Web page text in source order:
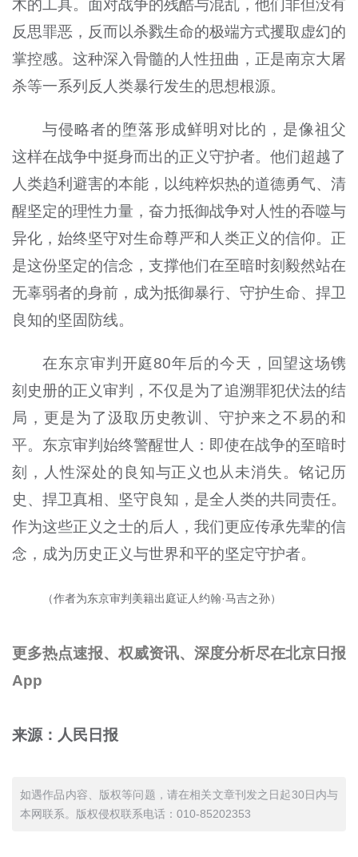
木的工具。面对战争的残酷与混乱，他们非但没有
反思罪恶，反而以杀戮生命的极端方式攫取虚幻的
掌控感。这种深入骨髓的人性扭曲，正是南京大屠
杀等一系列反人类暴行发生的思想根源。
与侵略者的堕落形成鲜明对比的，是像祖父
这样在战争中挺身而出的正义守护者。他们超越了
人类趋利避害的本能，以纯粹炽热的道德勇气、清
醒坚定的理性力量，奋力抵御战争对人性的吞噬与
异化，始终坚守对生命尊严和人类正义的信仰。正
是这份坚定的信念，支撑他们在至暗时刻毅然站在
无辜弱者的身前，成为抵御暴行、守护生命、捍卫
良知的坚固防线。
在东京审判开庭80年后的今天，回望这场镌
刻史册的正义审判，不仅是为了追溯罪犯伏法的结
局，更是为了汲取历史教训、守护来之不易的和
平。东京审判始终警醒世人：即使在战争的至暗时
刻，人性深处的良知与正义也从未消失。铭记历
史、捍卫真相、坚守良知，是全人类的共同责任。
作为这些正义之士的后人，我们更应传承先辈的信
念，成为历史正义与世界和平的坚定守护者。
（作者为东京审判美籍出庭证人约翰·马吉之孙）
更多热点速报、权威资讯、深度分析尽在北京日报
App
来源：人民日报
如遇作品内容、版权等问题，请在相关文章刊发之日起30日内与
本网联系。版权侵权联系电话：010-85202353